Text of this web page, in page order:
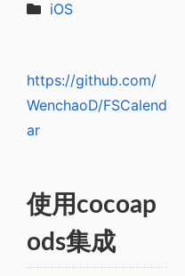
iOS
https://github.com/
WenchaoD/FSCalend
ar
使用cocoap
ods集成